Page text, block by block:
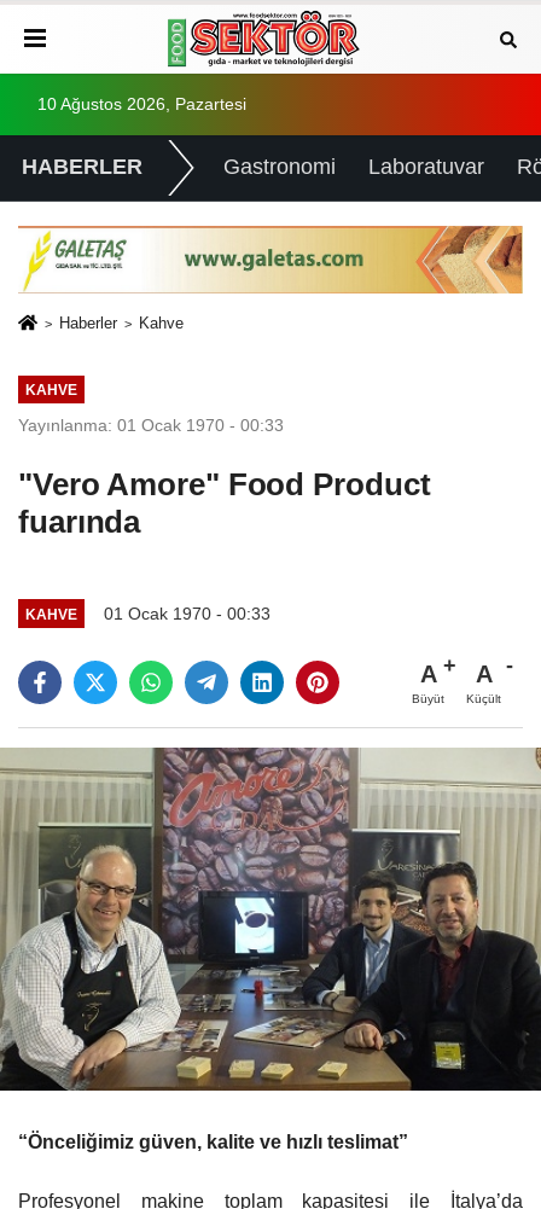
10 Ağustos 2026, Pazartesi
HABERLER Gastronomi Laboratuvar
Haberler Kahve
KAHVE
Yayınlanma: 01 Ocak 1970 - 00:33
"Vero Amore" Food Product
fuarında
KAHVE 01 Ocak 1970 - 00:33
A
Büyüt
A
Küçült
“Önceliğimiz güven, kalite ve hızlı teslimat”
Profesyonel makine toplam kapasitesi ile İtalya’da